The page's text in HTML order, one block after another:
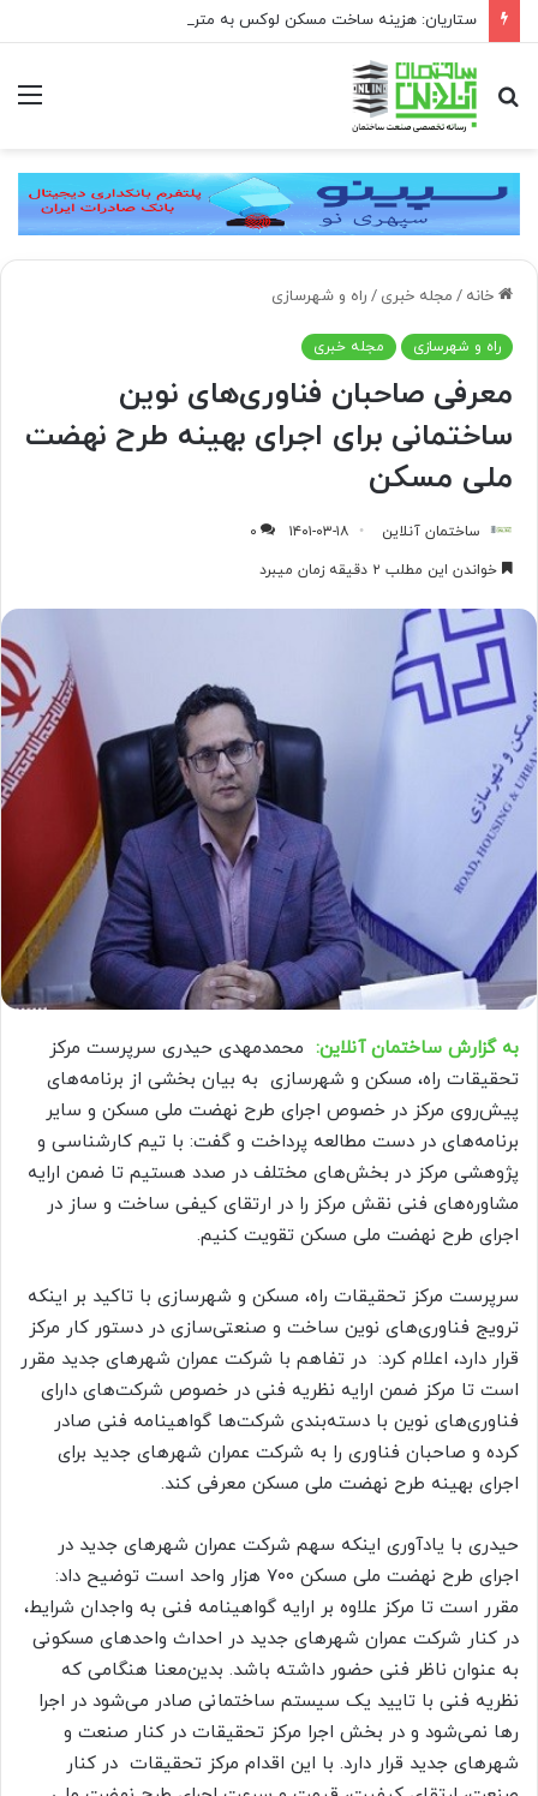
جستجو
برای
خانه / مجله خبری / راه و شهرسازی
راه و شهرسازی مجله خبری
معرفی صاحبان فناوری‌های نوین
ساختمانی برای اجرای بهینه طرح نهضت
ملی مسکن
ساختمان آنلاین ۱۴۰۱-۰۳-۱۸
۰
خواندن این مطلب ۲ دقیقه زمان میبرد
به گزارش ساختمان آنلاین: محمدمهدی حیدری سرپرست مرکز
تحقیقات راه، مسکن و شهرسازی به بیان بخشی از برنامه‌های
پیش‌روی مرکز در خصوص اجرای طرح نهضت ملی مسکن و سایر
برنامه‌های در دست مطالعه پرداخت و گفت: با تیم کارشناسی و
پژوهشی مرکز در بخش‌های مختلف در صدد هستیم تا ضمن ارایه
مشاوره‌های فنی نقش مرکز را در ارتقای کیفی ساخت و ساز در
اجرای طرح نهضت ملی مسکن تقویت کنیم.
سرپرست مرکز تحقیقات راه، مسکن و شهرسازی با تاکید بر اینکه
ترویج فناوری‌های نوین ساخت و صنعتی‌سازی در دستور کار مرکز
قرار دارد، اعلام کرد: در تفاهم با شرکت عمران شهرهای جدید مقرر
است تا مرکز ضمن ارایه نظریه فنی در خصوص شرکت‌های دارای
فناوری‌های نوین با دسته‌بندی شرکت‌ها گواهینامه فنی صادر
کرده و صاحبان فناوری را به شرکت عمران شهرهای جدید برای
اجرای بهینه طرح نهضت ملی مسکن معرفی کند.
حیدری با یادآوری اینکه سهم شرکت عمران شهرهای جدید در
اجرای طرح نهضت ملی مسکن ۷۰۰ هزار واحد است توضیح داد:
مقرر است تا مرکز علاوه بر ارایه گواهینامه فنی به واجدان شرایط،
در کنار شرکت عمران شهرهای جدید در احداث واحدهای مسکونی
به عنوان ناظر فنی حضور داشته باشد. بدین‌معنا هنگامی که
نظریه فنی با تایید یک سیستم ساختمانی صادر می‌شود در اجرا
رها نمی‌شود و در بخش اجرا مرکز تحقیقات در کنار صنعت و
شهرهای جدید قرار دارد. با این اقدام مرکز تحقیقات در کنار